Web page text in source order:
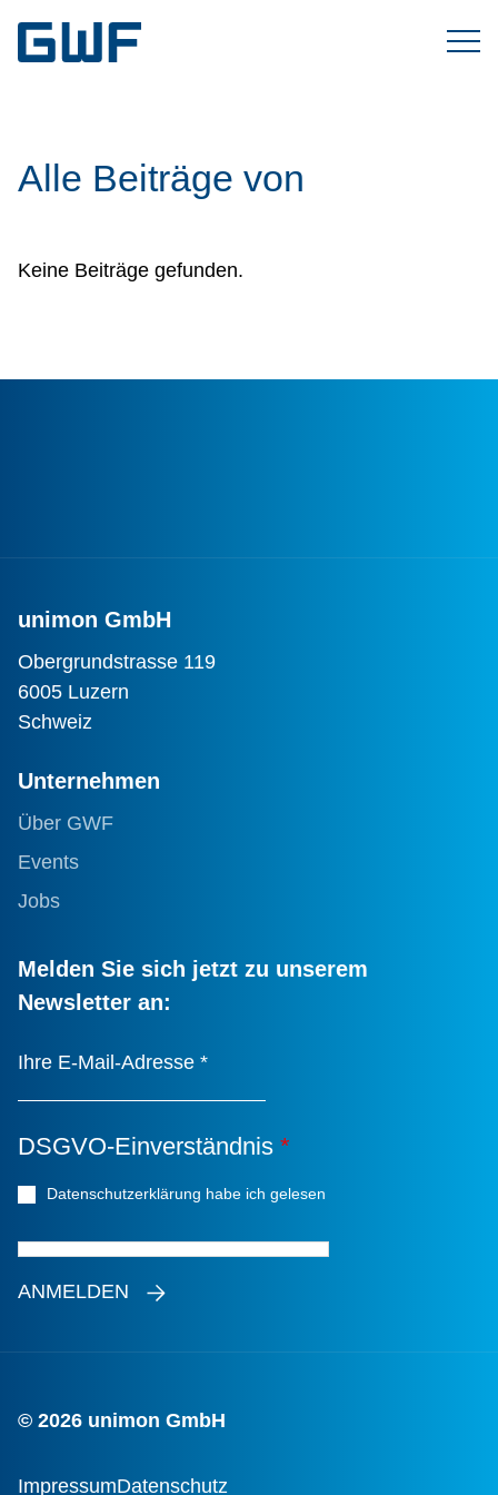
Alle Beiträge von
Keine Beiträge gefunden.
unimon GmbH
Obergrundstrasse 119
6005 Luzern
Schweiz
Unternehmen
Über GWF
Events
Jobs
Melden Sie sich jetzt zu unserem
Newsletter an:
Ihre E-Mail-Adresse *
DSGVO-Einverständnis *
Datenschutzerklärung habe ich gelesen
ANMELDEN
© 2026 unimon GmbH
ImpressumDatenschutz